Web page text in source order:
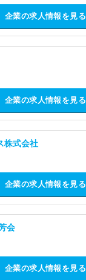
企業の求人情報を見る
企業の求人情報を見る
株式会社
企業の求人情報を見る
会
企業の求人情報を見る